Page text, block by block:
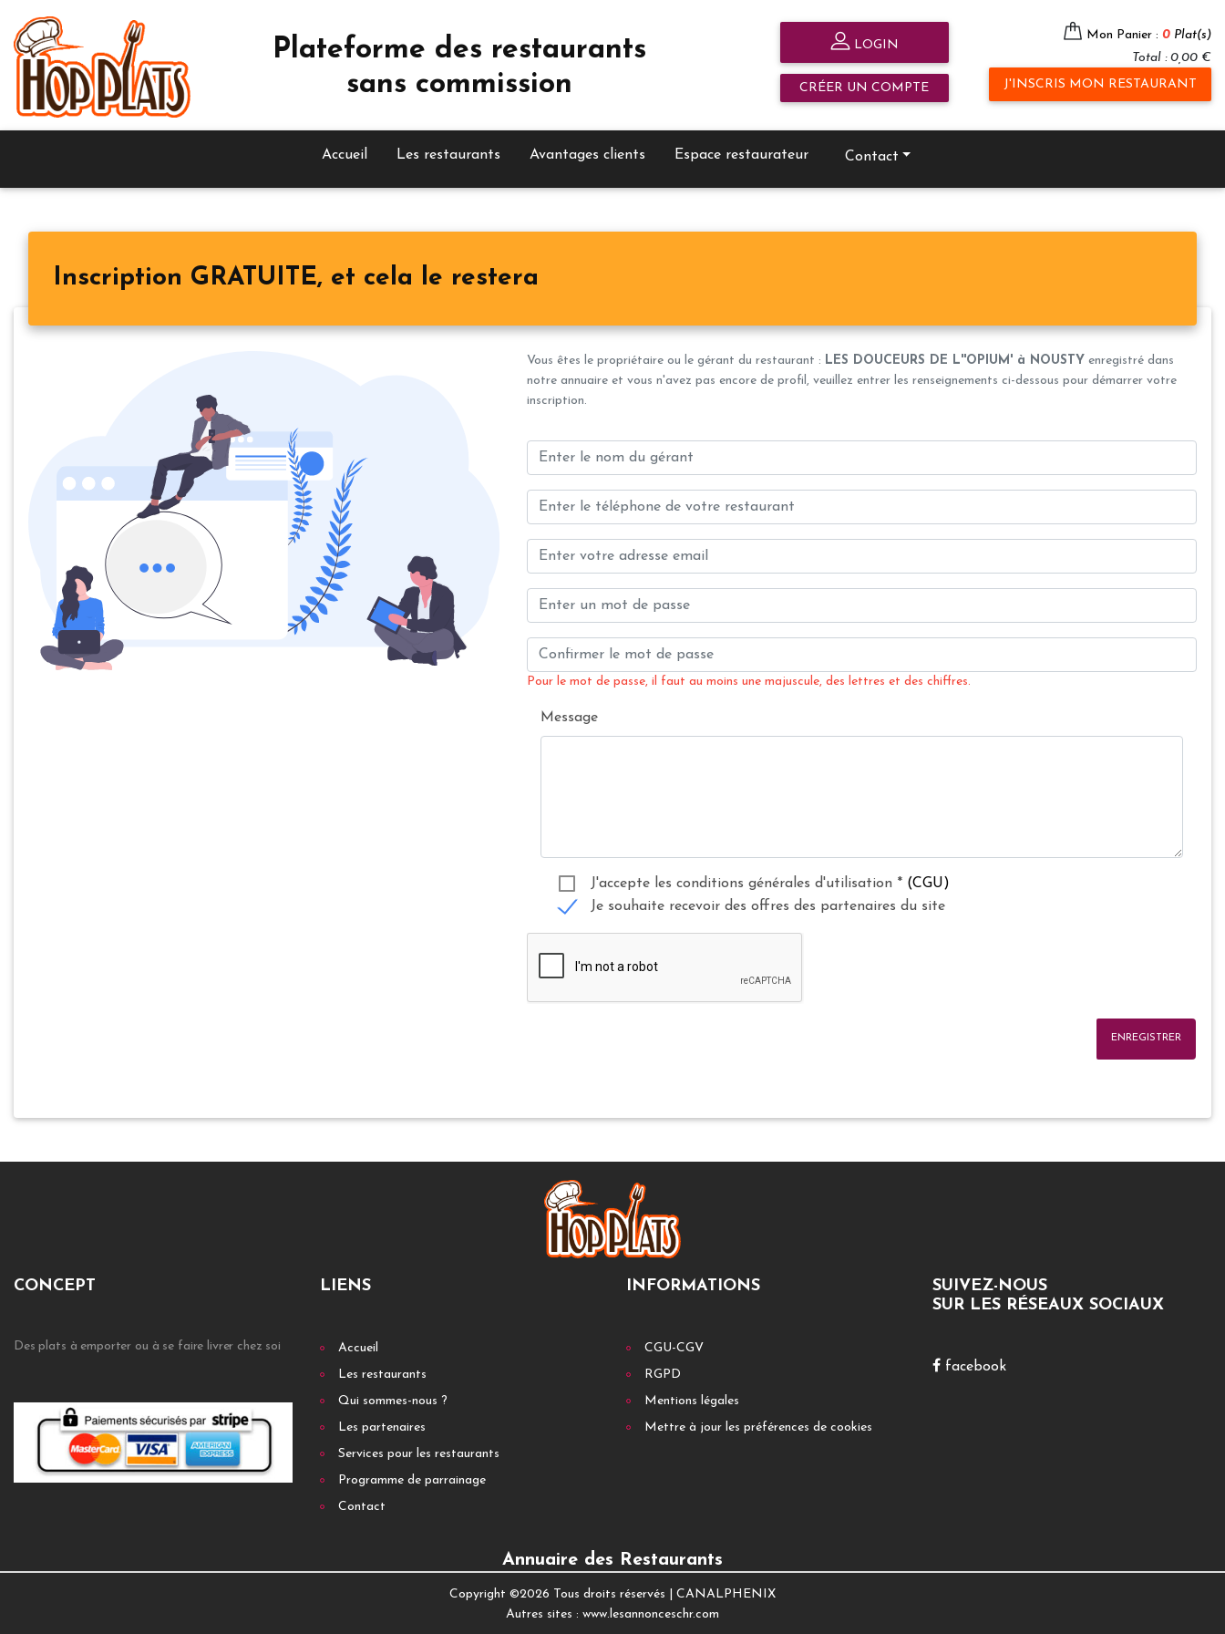
Plateforme des restaurants
sans commission
LOGIN
CRÉER UN COMPTE
Mon Panier : 0 Plat(s)
Total : 0,00 €
J'INSCRIS MON RESTAURANT
Accueil Les restaurants Avantages clients Espace restaurateur Contact
Inscription GRATUITE, et cela le restera
Vous êtes le propriétaire ou le gérant du restaurant : LES DOUCEURS DE L''OPIUM' à NOUSTY enregistré dans
notre annuaire et vous n'avez pas encore de profil, veuillez entrer les renseignements ci-dessous pour démarrer votre
inscription.
Pour le mot de passe, il faut au moins une majuscule, des lettres et des chiffres.
Message
J'accepte les conditions générales d'utilisation * (CGU)
Je souhaite recevoir des offres des partenaires du site
ENREGISTRER
CONCEPT
Des plats à emporter ou à se faire livrer chez soi
LIENS
Accueil
Les restaurants
Qui sommes-nous ?
Les partenaires
Services pour les restaurants
Programme de parrainage
Contact
INFORMATIONS
CGU-CGV
RGPD
Mentions légales
Mettre à jour les préférences de cookies
SUIVEZ-NOUS
SUR LES RÉSEAUX SOCIAUX
facebook
Annuaire des Restaurants
Copyright ©2026 Tous droits réservés | CANALPHENIX
Autres sites : www.lesannonceschr.com